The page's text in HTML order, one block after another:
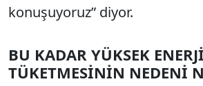
konuşuyoruz” diyor.
BU KADAR YÜKSEK ENERJİ
TÜKETMESİNİN NEDENİ